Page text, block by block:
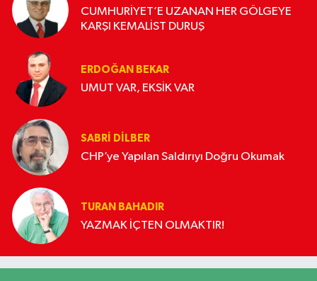
CUMHURİYET’E UZANAN HER GÖLGEYE
KARŞI KEMALİST DURUŞ
ERDOĞAN BEKAR
UMUT VAR, EKSİK VAR
SABRI DILBER
CHP’ye Yapılan Saldırıyı Doğru Okumak
TURAN BAHADIR
YAZMAK İÇTEN OLMAKTIR!